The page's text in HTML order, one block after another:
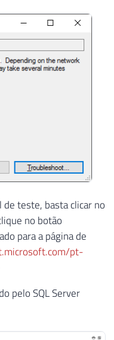
teste, basta clicar no
no botão
para a página de
pt-
pelo SQL Server